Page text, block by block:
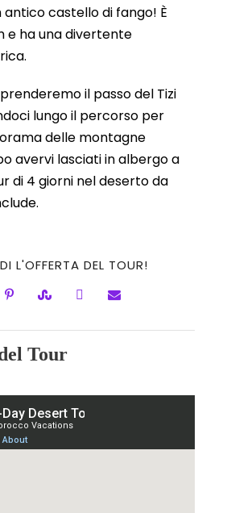
antico castello di fango! È
e ha una divertente
il passo del Tizi
lungo il percorso per
delle montagne
avervi lasciati in albergo a
di 4 giorni nel deserto da
L'OFFERTA DEL TOUR!
Tour